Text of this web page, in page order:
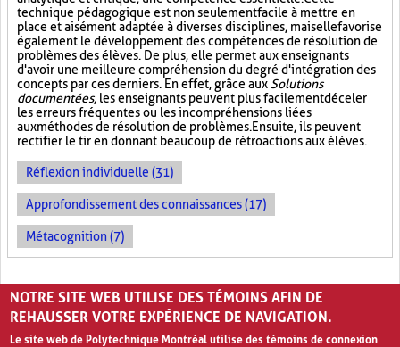
technique pédagogique est non seulement facile à mettre en
place et aisément adaptée à diverses disciplines, mais elle favorise
également le développement des compétences de résolution de
problèmes des élèves. De plus, elle permet aux enseignants
d'avoir une meilleure compréhension du degré d'intégration des
concepts par ces derniers. En effet, grâce aux Solutions
documentées, les enseignants peuvent plus facilement déceler
les erreurs fréquentes ou les incompréhensions liées
aux méthodes de résolution de problèmes. Ensuite, ils peuvent
rectifier le tir en donnant beaucoup de rétroactions aux élèves.
Réflexion individuelle (31)
Approfondissement des connaissances (17)
Métacognition (7)
PAGES
1 2 3 › »
NOTRE SITE WEB UTILISE DES TÉMOINS AFIN DE
REHAUSSER VOTRE EXPÉRIENCE DE NAVIGATION.
Le site web de Polytechnique Montréal utilise des témoins de connexion